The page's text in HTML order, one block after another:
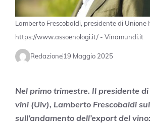
Lamberto Frescobaldi, presidente di Unione
https://www.assoenologi.it/ - Vinamundi.it
Redazione19 Maggio 2025
Nel primo trimestre. Il presidente
vini (Uiv), Lamberto Frescobaldi
sull’andamento dell’export del